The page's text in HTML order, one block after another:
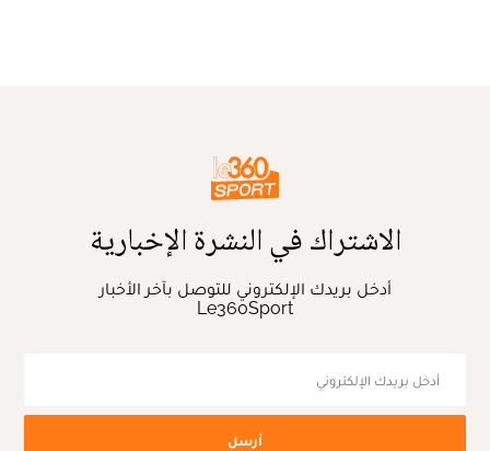
الاشتراك في النشرة الإخبارية
أدخل بريدك الإلكتروني للتوصل بآخر الأخبار
Le360Sport
أرسل